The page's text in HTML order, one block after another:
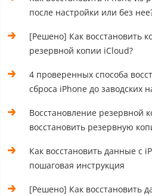
после настройки или без
[Решено] Как восстановить
резервной копии iCloud?
4 проверенных способа
сброса iPhone до заводских
Восстановление резервной
восстановить резервную
Как восстановить данные с
пошаговая инструкция
[Решено] Как восстановить